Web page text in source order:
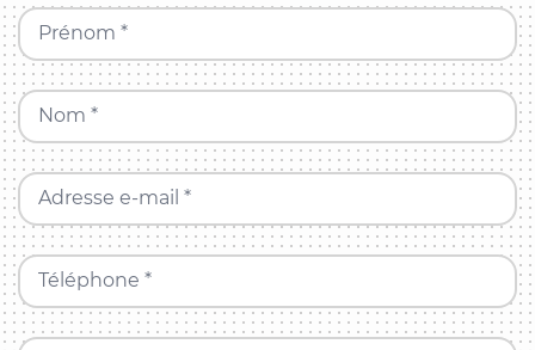
Prénom *
Nom *
Adresse e-mail *
Téléphone *